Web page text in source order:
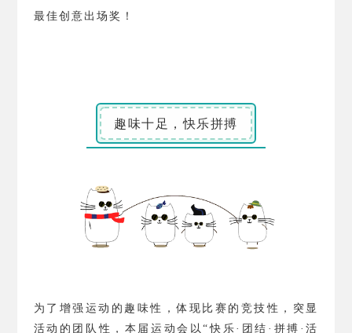
最佳创意出场奖！
趣味十足，快乐拼搏
为了增强运动的趣味性，体现比赛的竞技性，突显
活动的团队性，本届运动会以“快乐·团结·拼搏·活